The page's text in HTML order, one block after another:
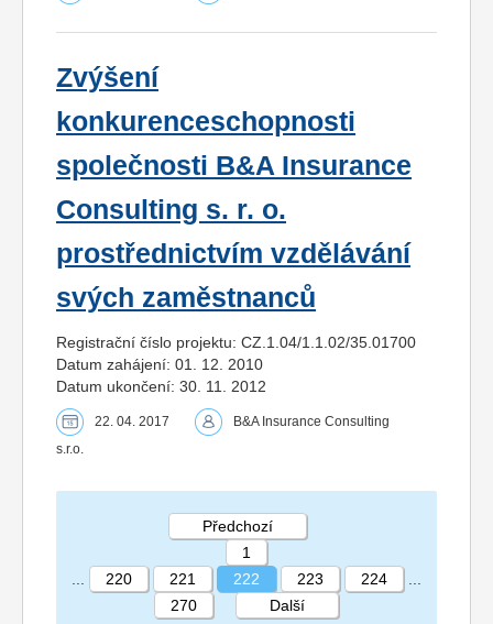
Zvýšení
konkurenceschopnosti
společnosti B&A Insurance
Consulting s. r. o.
prostřednictvím vzdělávání
svých zaměstnanců
Registrační číslo projektu: CZ.1.04/1.1.02/35.01700
Datum zahájení: 01. 12. 2010
Datum ukončení: 30. 11. 2012
22. 04. 2017
B&A Insurance Consulting
s.r.o.
STRÁNKA 222 270
Předchozí
1
220 221 222 223 224
270
Další